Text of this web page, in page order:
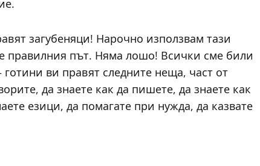
загубеняци! Нарочно използвам тази
правилния път. Няма лошо! Всички сме били
ви правят следните неща, част от
да знаете как да пишете, да знаете как
езици, да помагате при нужда, да казвате